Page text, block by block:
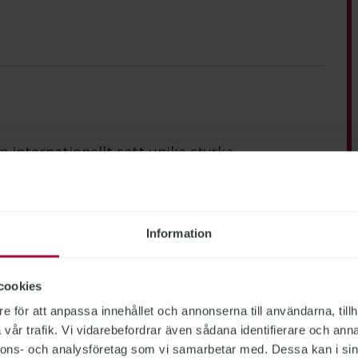
Information
för att anpassa innehållet och annonserna till användarna,
trafik. Vi vidarebefordrar även sådana identifierare och
och analysföretag som vi samarbetar med. Dessa kan i
internationellt sett unika styrka.
av det demokratiska systemet.